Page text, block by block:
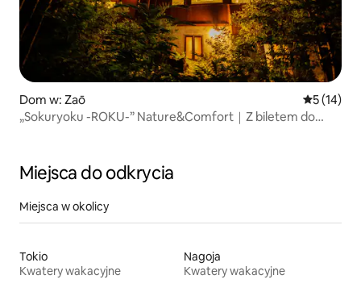
Dom w: Zaō Średnia
5 (14)
„Sokuryoku -ROKU-” Nature&Comfort｜Z biletem do
Miejsca do odkrycia
Miejsca w okolicy
Tokio
Kwatery wakacyjne
Nagoja
Kwatery wakacyjne